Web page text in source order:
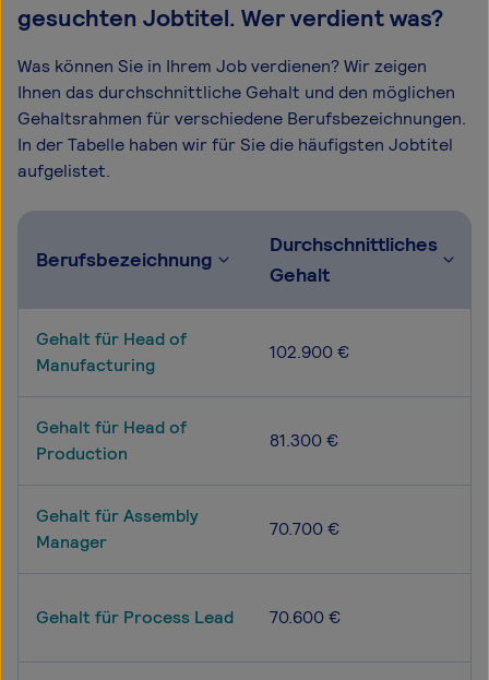
gesuchten Jobtitel. Wer verdient was?
Was können Sie in Ihrem Job verdienen? Wir zeigen
Ihnen das durchschnittliche Gehalt und den möglichen
Gehaltsrahmen für verschiedene Berufsbezeichnungen.
In der Tabelle haben wir für Sie die häufigsten Jobtitel
aufgelistet.
Berufsbezeichnung
Durchschnittliches
Gehalt
Gehalt für Head of
Manufacturing
102.900 €
Gehalt für Head of
Production
81.300 €
Gehalt für Assembly
Manager
70.700 €
Gehalt für Process Lead 70.600 €